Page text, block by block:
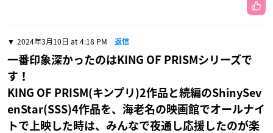
2024年3月10日 at 4:18 PM 返信
一番印象深かったのはKING OF PRISMシリーズで
す！
KING OF PRISM(キンプリ)2作品と続編のShinySev
enStar(SSS)4作品を、海老名の映画館でオールナイ
トで上映した時は、みんなで夜通し応援したのが楽